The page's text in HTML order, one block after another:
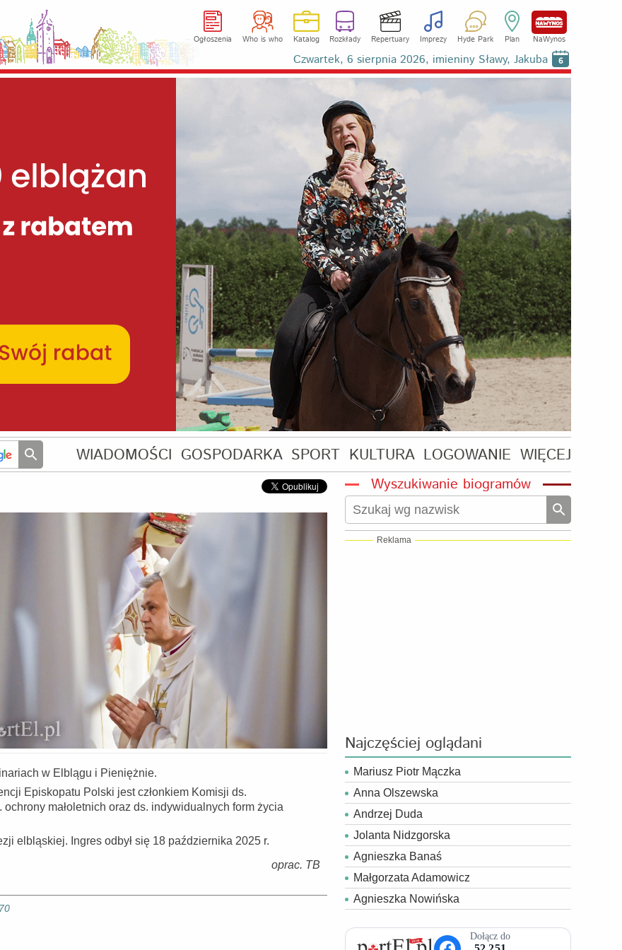
Ogłoszenia Who is who Katalog Rozkłady Repertuary Imprezy Hyde Park Plan NaWynos
Czwartek, 6 sierpnia 2026, imieniny Sławy, Jakuba 6
WIADOMOŚCI GOSPODARKA SPORT KULTURA LOGOWANIE WIĘCEJ
w Elblągu i Pieniężnie.
Episkopatu Polski jest członkiem Komisji ds.
małoletnich oraz ds. indywidualnych form życia
elbląskiej. Ingres odbył się 18 października 2025 r.
oprac. TB
Wyszukiwanie biogramów
Reklama
Najczęściej oglądani
Mariusz Piotr Mączka
Anna Olszewska
Andrzej Duda
Jolanta Nidzgorska
Agnieszka Banaś
Małgorzata Adamowicz
Agnieszka Nowińska